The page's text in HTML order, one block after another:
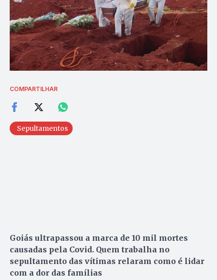
COMPARTILHAR
Sepultamentos
Goiás ultrapassou a marca de 10 mil mortes
causadas pela Covid. Quem trabalha no
sepultamento das vítimas relaram como é lidar
com a dor das famílias